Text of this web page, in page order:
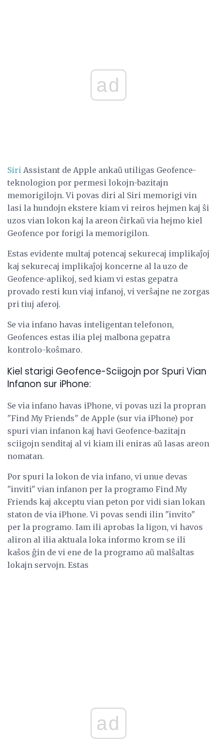
ad
Siri Assistant de Apple ankaŭ utiligas Geofence-
teknologion por permesi lokojn-bazitajn
memorigilojn. Vi povas diri al Siri memorigi vin
lasi la hundojn ekstere kiam vi reiros hejmen kaj ŝi
uzos vian lokon kaj la areon ĉirkaŭ via hejmo kiel
Geofence por forigi la memorigilon.
Estas evidente multaj potencaj sekurecaj implikaĵoj
kaj sekurecaj implikaĵoj koncerne al la uzo de
Geofence-aplikoj, sed kiam vi estas gepatra
provado resti kun viaj infanoj, vi verŝajne ne zorgas
pri tiuj aferoj.
Se via infano havas inteligentan telefonon,
Geofences estas ilia plej malbona gepatra
kontrolo-koŝmaro.
Kiel starigi Geofence-Sciigojn por Spuri Vian
Infanon sur iPhone:
Se via infano havas iPhone, vi povas uzi la propran
"Find My Friends" de Apple (sur via iPhone) por
spuri vian infanon kaj havi Geofence-bazitajn
sciigojn senditaj al vi kiam ili eniras aŭ lasas areon
nomatan.
Por spuri la lokon de via infano, vi unue devas
"inviti" vian infanon per la programo Find My
Friends kaj akceptu vian peton por vidi sian lokan
staton de via iPhone. Vi povas sendi ilin "invito"
per la programo. Iam ili aprobas la ligon, vi havos
aliron al ilia aktuala loka informo krom se ili
kaŝos ĝin de vi ene de la programo aŭ malŝaltas
lokajn servojn. Estas
ad